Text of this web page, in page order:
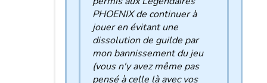
PHOENIX de continuer à
jouer en évitant une
dissolution de guilde par
mon bannissement du jeu
(vous n'y avez même pas
pensé à celle là avec vos